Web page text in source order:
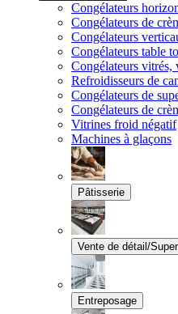
Congélateurs
Congélateurs de
Congélateurs
Congélateurs table
Congélateurs vitrés,
Refroidisseurs de
Congélateurs de
Congélateurs de
Vitrines froid négatif
Machines à glaçons
Pâtisserie
Vente de détail/
Entreposage